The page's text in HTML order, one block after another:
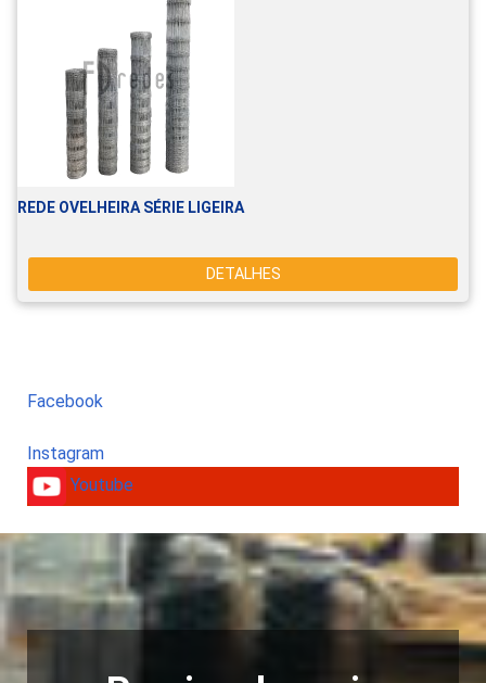
REDE OVELHEIRA SÉRIE LIGEIRA
DETALHES
Facebook
Instagram
Youtube